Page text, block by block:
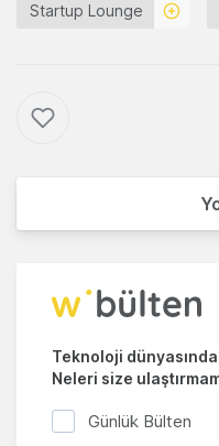
Startup Lounge
Teknoloji
Neleri size
Günlük Bülten